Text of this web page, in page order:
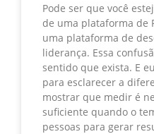
Pode ser que você
de uma plataforma de
uma plataforma de
liderança. Essa
sentido que exista. E
para esclarecer a
mostrar que medir é
suficiente quando o
pessoas para gerar